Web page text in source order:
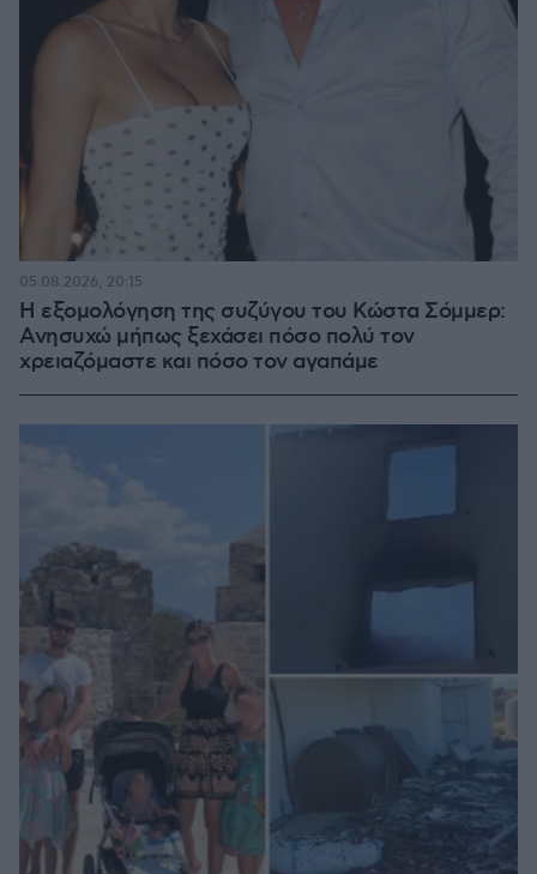
Η εξομολόγηση της συζύγου του Κώστα Σόμμερ:
Ανησυχώ μήπως ξεχάσει πόσο πολύ τον
χρειαζόμαστε και πόσο τον αγαπάμε
05.08.2026, 20:15